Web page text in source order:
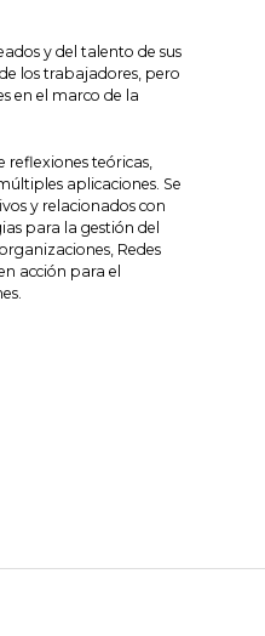
y del talento de sus
los trabajadores, pero
en el marco de la
reflexiones teóricas,
aplicaciones. Se
y relacionados con
para la gestión del
Redes
acción para el